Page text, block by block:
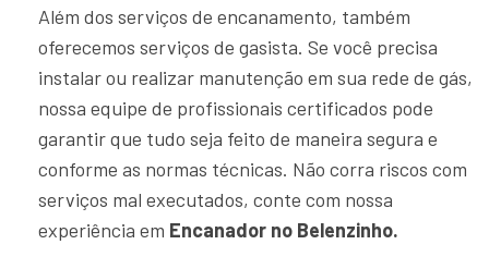
Além dos serviços de encanamento, também
oferecemos serviços de gasista. Se você precisa
instalar ou realizar manutenção em sua rede de gás,
nossa equipe de profissionais certificados pode
garantir que tudo seja feito de maneira segura e
conforme as normas técnicas. Não corra riscos com
serviços mal executados, conte com nossa
experiência em Encanador no Belenzinho.